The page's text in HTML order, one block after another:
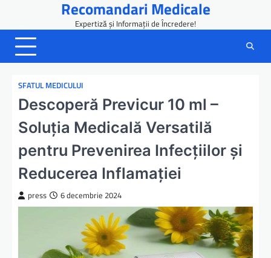
content
Recomandari Medicale
Expertiză și Informații de Încredere!
SFATUL MEDICULUI
Descoperă Previcur 10 ml –
Soluția Medicală Versatilă
pentru Prevenirea Infecțiilor și
Reducerea Inflamației
press 6 decembrie 2024